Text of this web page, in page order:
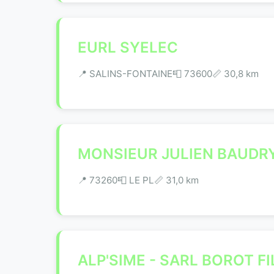
EURL SYELEC
📍 SALINS-FONTAINE📮 73600📏 30,8 km
MONSIEUR JULIEN
📍 73260📮 LE PL📏 31,0 km
ALP'SIME - SARL BOROT